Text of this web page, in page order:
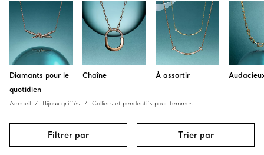
Diamants pour le
quotidien
Chaîne À assortir
Accueil Bijoux griffés Colliers et pendentifs pour femmes
Filtrer par Trier par